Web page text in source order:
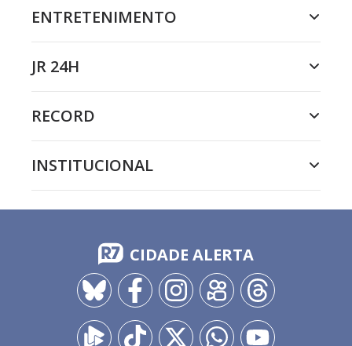
ENTRETENIMENTO
JR 24H
RECORD
INSTITUCIONAL
CIDADE ALERTA